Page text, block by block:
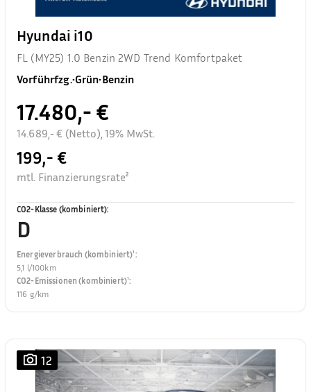
Hyundai i10
FL (MY25) 1.0 Benzin 2WD Trend Komfortpaket
Vorführfzg.•Grün•Benzin
17.480,- €
14.689,- € (Netto), 19% MwSt.
199,- €
mtl. Finanzierungsrate²
CO2-Klasse (kombiniert):
D
Energieverbrauch (kombiniert)¹:
5,1 l/100km
CO2-Emissionen (kombiniert)¹:
116 g/km
12